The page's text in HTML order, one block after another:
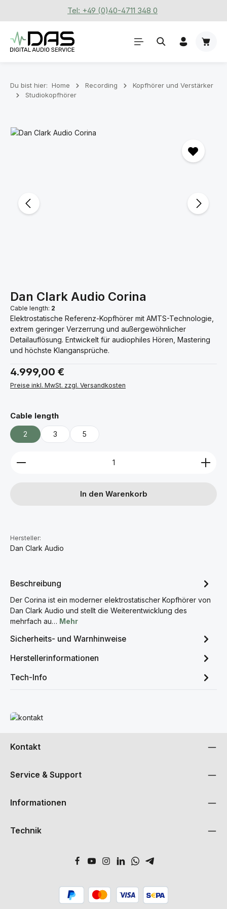
Zum Hauptinhalt springenTel: +49 (0)40-4711 348 0
Du bist hier: Home Recording
Kopfhörer und Verstärker
Studiokopfhörer
Bildergalerie überspringen
Dan Clark Audio Corina
Cable length: 2
Elektrostatische Referenz-Kopfhörer mit AMTS-Technologie,
extrem geringer Verzerrung und außergewöhnlicher
Detailauflösung. Entwickelt für audiophiles Hören, Mastering
und höchste Klangansprüche.
Regulärer Preis:
4.999,00 €
Preise inkl. MwSt. zzgl. Versandkosten
Cable lengthauswählen
2 3 5
Produkt Anzahl: Gib den gewünschten Wert ein
In den Warenkorb
Hersteller:
Dan Clark Audio
Beschreibung
Der Corina ist ein moderner elektrostatischer Kopfhörer von
Dan Clark Audio und stellt die Weiterentwicklung des
mehrfach au… Mehr
Sicherheits- und Warnhinweise
Herstellerinformationen
Tech-Info
Mehr erfahren
Kontakt
Service & Support
Informationen
Technik